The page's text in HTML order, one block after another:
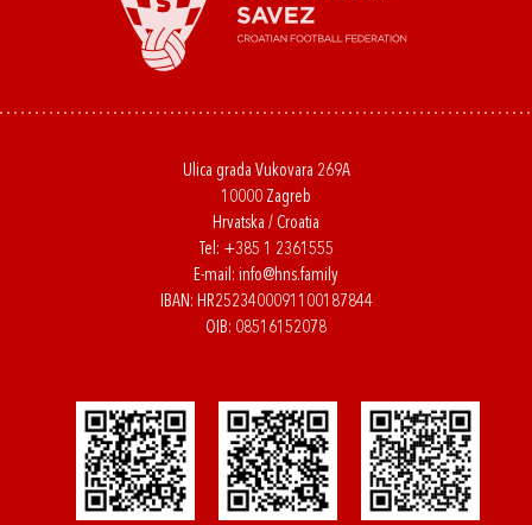
Ulica grada Vukovara 269A
10000 Zagreb
Hrvatska / Croatia
Tel: +385 1 2361555
E-mail: info@hns.family
IBAN: HR2523400091100187844
OIB: 08516152078